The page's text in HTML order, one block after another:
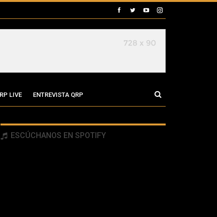
LIVE ENTREVISTA QRP
ESCÚCHANOS EN SPOTIFY